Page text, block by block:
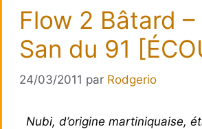
Flow 2 Bâtard
San du 91
24/03/2011 par Rodgerio
Nubi, d’origine martiniquaise,